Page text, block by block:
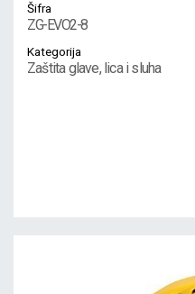
Šifra
ZG-EVO2-8
Kategorija
Zaštita glave, lica i sluha